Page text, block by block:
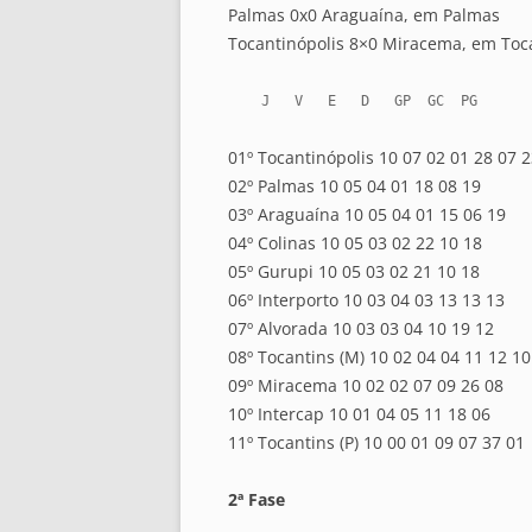
Palmas 0x0 Araguaína, em Palmas
Tocantinópolis 8×0 Miracema, em
    J   V   E   D   GP  GC  PG
01º Tocantinópolis 10 07 02 01 28 07
02º Palmas 10 05 04 01 18 08 19
03º Araguaína 10 05 04 01 15 06 19
04º Colinas 10 05 03 02 22 10 18
05º Gurupi 10 05 03 02 21 10 18
06º Interporto 10 03 04 03 13 13 13
07º Alvorada 10 03 03 04 10 19 12
08º Tocantins (M) 10 02 04 04 11 12 10
09º Miracema 10 02 02 07 09 26 08
10º Intercap 10 01 04 05 11 18 06
11º Tocantins (P) 10 00 01 09 07 37 01
2ª Fase